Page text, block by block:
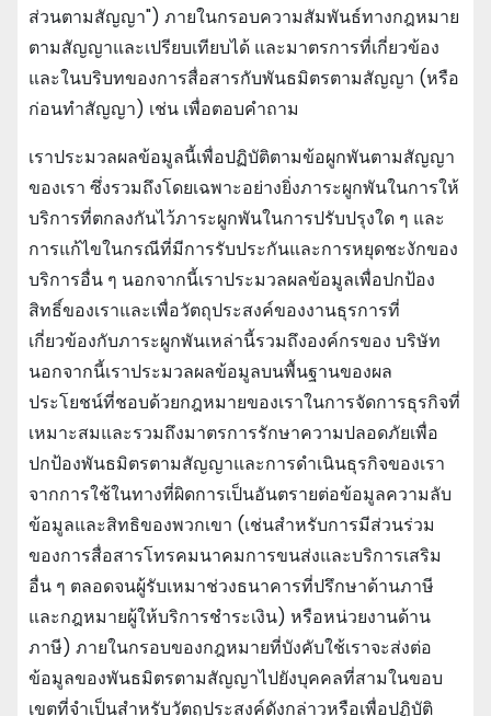
ส่วนตามสัญญา") ภายในกรอบความสัมพันธ์ทางกฎหมาย
ตามสัญญาและเปรียบเทียบได้ และมาตรการที่เกี่ยวข้อง
และในบริบทของการสื่อสารกับพันธมิตรตามสัญญา (หรือ
ก่อนทําสัญญา) เช่น เพื่อตอบคําถาม
เราประมวลผลข้อมูลนี้เพื่อปฏิบัติตามข้อผูกพันตามสัญญา
ของเรา ซึ่งรวมถึงโดยเฉพาะอย่างยิ่งภาระผูกพันในการให้
บริการที่ตกลงกันไว้ภาระผูกพันในการปรับปรุงใด ๆ และ
การแก้ไขในกรณีที่มีการรับประกันและการหยุดชะงักของ
บริการอื่น ๆ นอกจากนี้เราประมวลผลข้อมูลเพื่อปกป้อง
สิทธิ์ของเราและเพื่อวัตถุประสงค์ของงานธุรการที่
เกี่ยวข้องกับภาระผูกพันเหล่านี้รวมถึงองค์กรของ บริษัท
นอกจากนี้เราประมวลผลข้อมูลบนพื้นฐานของผล
ประโยชน์ที่ชอบด้วยกฎหมายของเราในการจัดการธุรกิจที่
เหมาะสมและรวมถึงมาตรการรักษาความปลอดภัยเพื่อ
ปกป้องพันธมิตรตามสัญญาและการดําเนินธุรกิจของเรา
จากการใช้ในทางที่ผิดการเป็นอันตรายต่อข้อมูลความลับ
ข้อมูลและสิทธิของพวกเขา (เช่นสําหรับการมีส่วนร่วม
ของการสื่อสารโทรคมนาคมการขนส่งและบริการเสริม
อื่น ๆ ตลอดจนผู้รับเหมาช่วงธนาคารที่ปรึกษาด้านภาษี
และกฎหมายผู้ให้บริการชําระเงิน) หรือหน่วยงานด้าน
ภาษี) ภายในกรอบของกฎหมายที่บังคับใช้เราจะส่งต่อ
ข้อมูลของพันธมิตรตามสัญญาไปยังบุคคลที่สามในขอบ
เขตที่จําเป็นสําหรับวัตถุประสงค์ดังกล่าวหรือเพื่อปฏิบัติ